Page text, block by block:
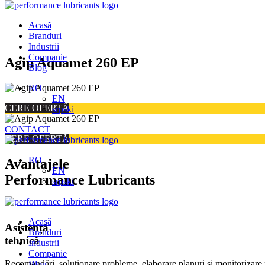
Skip
to
content
Acasă
Branduri
Industrii
Companie
Blog
RO
EN
srpski
CONTACT
RO
EN
srpski
Acasă
Branduri
Industrii
Companie
Agip Aquamet 260 EP
CERE OFERTĂ
CERE OFERTĂ
Avantajele
Performance Lubricants
Asistență
tehnică